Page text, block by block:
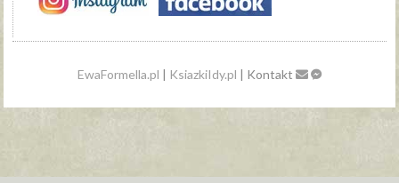
EwaFormella.pl | KsiazkiIdy.pl | Kontakt